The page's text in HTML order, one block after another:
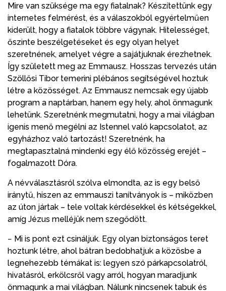
Mire van szüksége ma egy fiatalnak? Készítettünk egy
internetes felmérést, és a válaszokból egyértelműen
kiderült, hogy a fiatalok többre vágynak. Hitelességet,
őszinte beszélgetéseket és egy olyan helyet
szeretnének, amelyet végre a sajátjuknak érezhetnek.
Így született meg az Emmausz. Hosszas tervezés után
Szöllősi Tibor temerini plébános segítségével hoztuk
létre a közösséget. Az Emmausz nemcsak egy újabb
program a naptárban, hanem egy hely, ahol önmagunk
lehetünk. Szeretnénk megmutatni, hogy a mai világban
igenis menő megélni az Istennel való kapcsolatot, az
egyházhoz való tartozást! Szeretnénk, ha
megtapasztalná mindenki egy élő közösség erejét –
fogalmazott Dóra.
A névválasztásról szólva elmondta, az is egy belső
iránytű, hiszen az emmauszi tanítványok is – miközben
az úton jártak – tele voltak kérdésekkel és kétségekkel,
amíg Jézus melléjük nem szegődött.
− Mi is pont ezt csináljuk. Egy olyan biztonságos teret
hoztunk létre, ahol bátran bedobhatjuk a közösbe a
legnehezebb témákat is: legyen szó párkapcsolatról,
hivatásról, erkölcsről vagy arról, hogyan maradjunk
önmagunk a mai világban. Nálunk nincsenek tabuk és